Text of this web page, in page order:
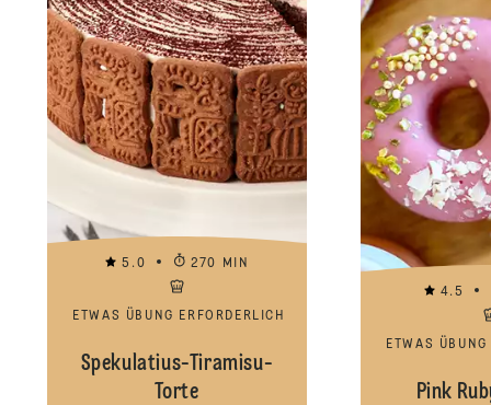
5.0 270 MIN
ETWAS ÜBUNG ERFORDERLICH
Spekulatius-Tiramisu-
Torte
4.5
ETWAS
Pink